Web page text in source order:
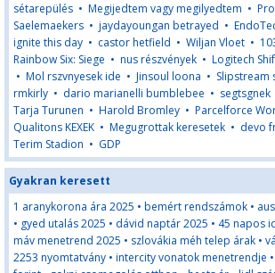
sétarepülés • Megijedtem vagy megilyedtem •
Saelemaekers • jaydayoungan betrayed •
ignite this day • castor hetfield • Wiljan Vloet •
Rainbow Six: Siege • nus részvények • Logitech
• Mol rszvnyesek ide • Jinsoul loona • Slipstream
rmkirly • dario marianelli bumblebee • segtsgnek
Tarja Turunen • Harold Bromley • Parcelforce
Qualitons KEXEK • Megugrottak keresetek • devo
Terim Stadion • GDP
Gyakran keresett
1 aranykorona ára 2025 • bemért rendszámok •
• gyed utalás 2025 • dávid naptár 2025 • 45 napos
máv menetrend 2025 • szlovákia méh telep árak •
2253 nyomtatvány • intercity vonatok menetrendje •